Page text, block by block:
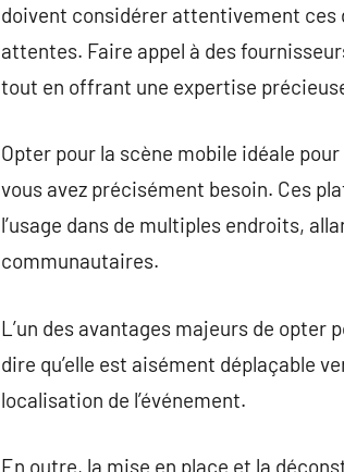
doivent considérer attentivement
attentes. Faire appel à des
tout en offrant une expertise
Opter pour la scène mobile idéale
vous avez précisément besoin. Ces
l’usage dans de multiples endroits,
communautaires.
L’un des avantages majeurs de opter
dire qu’elle est aisément déplaçable
localisation de l’événement.
En outre, la mise en place et la